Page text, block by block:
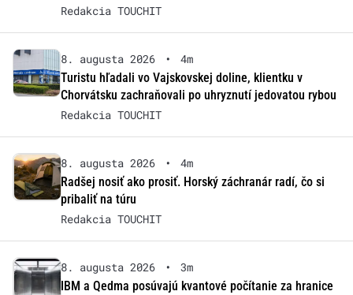
Redakcia TOUCHIT
8. augusta 2026 •
4m
Turistu hľadali vo Vajskovskej doline, klientku v
Chorvátsku zachraňovali po uhryznutí jedovatou rybou
Redakcia TOUCHIT
8. augusta 2026 •
4m
Radšej nosiť ako prosiť. Horský záchranár radí, čo si
pribaliť na túru
Redakcia TOUCHIT
8. augusta 2026 •
3m
IBM a Qedma posúvajú kvantové počítanie za hranice